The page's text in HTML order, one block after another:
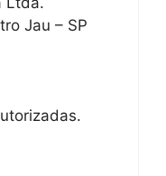
Jau – SP